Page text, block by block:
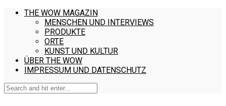
THE WOW MAGAZIN
MENSCHEN UND INTERVIEWS
PRODUKTE
ORTE
KUNST UND KULTUR
ÜBER THE WOW
IMPRESSUM UND DATENSCHUTZ